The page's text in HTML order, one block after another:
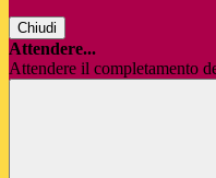
Chiudi
Attendere...
Attendere il completamento